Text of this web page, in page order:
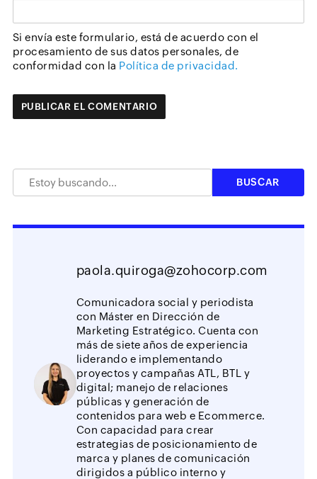
Si envía este formulario, está de acuerdo con el
procesamiento de sus datos personales, de
conformidad con la Política de privacidad.
paola.quiroga@zohocorp.com
Comunicadora social y periodista
con Máster en Dirección de
Marketing Estratégico. Cuenta con
más de siete años de experiencia
liderando e implementando
proyectos y campañas ATL, BTL y
digital; manejo de relaciones
públicas y generación de
contenidos para web e Ecommerce.
Con capacidad para crear
estrategias de posicionamiento de
marca y planes de comunicación
dirigidos a público interno y